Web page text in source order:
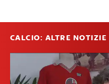
CALCIO: ALTRE NOTIZIE